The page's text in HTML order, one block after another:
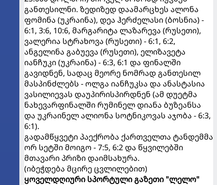
განთესილნი. ზედიზედ დაამარცხეს ალონა
ფომინა (უკრაინა), დეა ჰერძელასი (ბოსნია) -
6:1, 3:6, 10:6, მარგარიტა ლაზარევა (რუსეთი),
ვალერია სტრახოვა (რუსეთი) - 6:1, 6:2,
ანგელინა გაბუევა (რუსეთი), ელიზავეტა
იანჩუკი (უკრაინა) - 6:3, 6:1 და ფინალში
გავიდნენ, სადაც მეორე ნომრად განთესილ
მასპინძლებს - ოლგა იანჩუკსა და ანასტასია
ვასილიევას დაუპირისპირდნენ (ამ დუეტმა
ნახევარფინალში რუმინელ დიანა ბუზეანსა
და უკრაინელ ალიონა სოტნიკოვას აჯობა - 6:3,
6:1).
გადამწყვეტი პაექრობა ქართველთა ტანდემმა
ორ სეტში მოიგო - 7:5, 6:2 და წყვილებში
მთავარი პრიზი დაიმსახურა.
(იბეჭდება მცირე ცვლილებით)
ყოველდღიური სპორტული გაზეთი "ლელო"